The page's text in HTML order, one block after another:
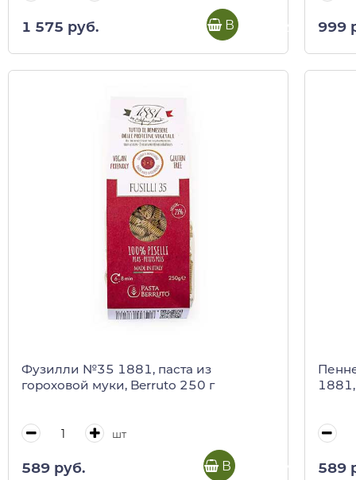
1 575 руб. В корзину 999
Фузилли №35 1881, паста из
гороховой муки, Berruto 250 г
шт
589 руб. В корзину
1881,
589